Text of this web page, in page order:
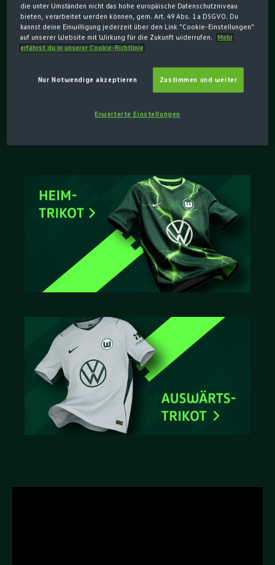
den Wölfen und unterstützt dein
Team in jedem Moment. Entdecke
jetzt die neuen Heim- und
Auswärtstrikots mit Zinnenwappen
auf der Brust und finde deinen
die unter Umständen nicht das hohe europäische Datenschutzniveau
bieten, verarbeitet werden können, gem. Art. 49 Abs. 1 a DSGVO. Du
kannst deine Einwilligung jederzeit über den Link "Cookie-Einstellungen"
auf unserer Website mit Wirkung für die Zukunft widerrufen.
Mehr
erfährst du in unserer Cookie-Richtlinie
Nur Notwendige akzeptieren Zustimmen und weiter
Erweiterte Einstellungen